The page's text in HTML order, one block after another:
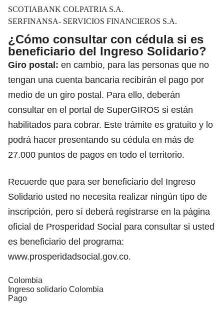
SCOTIABANK COLPATRIA S.A.
SERFINANSA- SERVICIOS FINANCIEROS S.A.
¿Cómo consultar con cédula si es
beneficiario del Ingreso Solidario?
Giro postal: en cambio, para las personas que no
tengan una cuenta bancaria recibirán el pago por
medio de un giro postal. Para ello, deberán
consultar en el portal de SuperGIROS si están
habilitados para cobrar. Este trámite es gratuito y lo
podrá hacer presentando su cédula en más de
27.000 puntos de pagos en todo el territorio.
Recuerde que para ser beneficiario del Ingreso
Solidario usted no necesita realizar ningún tipo de
inscripción, pero sí deberá registrarse en la página
oficial de Prosperidad Social para consultar si usted
es beneficiario del programa:
www.prosperidadsocial.gov.co.
Colombia
Ingreso solidario Colombia
Pago